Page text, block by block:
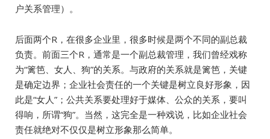
户关系管理）。
后面两个R，在很多企业里，很多时候是两个不同的副总裁
负责。前面三个R，通常是一个副总裁管理，我们曾经戏称
为“篱笆、女人、狗”的关系。与政府的关系就是篱笆，关键
是确定边界；企业社会责任的一个关键是树立良好形象，因
此是“女人”；公共关系要处理好于媒体、公众的关系，要叫
得响，所谓“狗”。当然，这完全是一种戏说，比如企业社会
责任就绝对不仅仅是树立形象那么简单。